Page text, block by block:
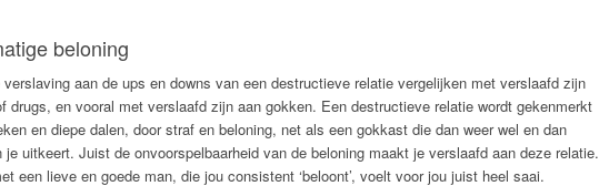
beloning
aan de ups en downs van een destructieve relatie vergelijken met verslaafd zijn
drugs, en vooral met verslaafd zijn aan gokken. Een destructieve relatie wordt gekenmerkt
en diepe dalen, door straf en beloning, net als een gokkast die dan weer wel en dan
je uitkeert. Juist de onvoorspelbaarheid van de beloning maakt je verslaafd aan deze relatie.
een lieve en goede man, die jou consistent ‘beloont’, voelt voor jou juist heel saai.